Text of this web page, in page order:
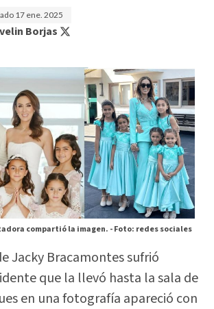
17 ene. 2025
Borjas
compartió la imagen. -Foto: redes sociales
Jacky Bracamontes sufrió
que la llevó hasta la sala de
en una fotografía apareció con